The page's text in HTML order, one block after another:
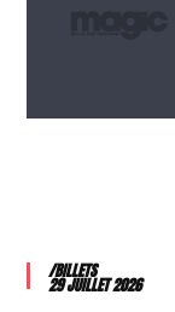
/BILLETS
29 JUILLET 2026